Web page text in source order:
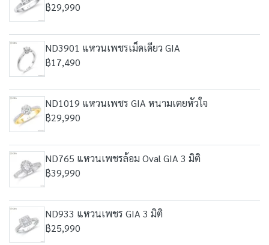
฿29,990
ND3901 แหวนเพชรเม็ดเดียว GIA
฿17,490
ND1019 แหวนเพชร GIA หนามเตยหัวใจ
฿29,990
ND765 แหวนเพชรล้อม Oval GIA 3 มิติ
฿39,990
ND933 แหวนเพชร GIA 3 มิติ
฿25,990